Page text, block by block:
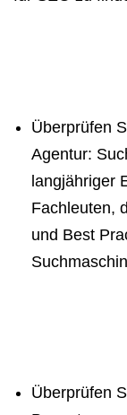
Überprüfen
Agentur:
langjähriger
Fachleuten,
und Best
Überprüfen